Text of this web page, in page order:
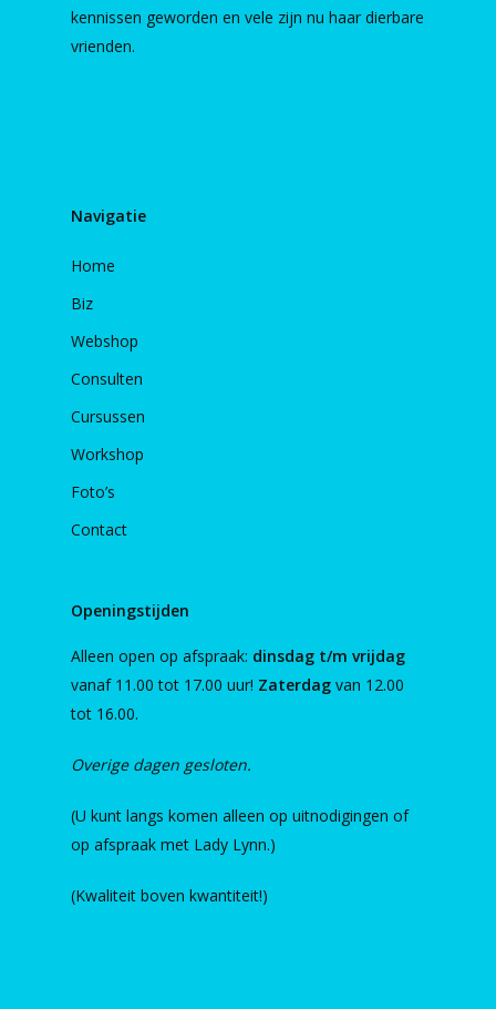
kennissen geworden en vele zijn nu haar dierbare
vrienden.
Navigatie
Home
Biz
Webshop
Consulten
Cursussen
Workshop
Foto’s
Contact
Openingstijden
Alleen open op afspraak: dinsdag t/m vrijdag
vanaf 11.00 tot 17.00 uur! Zaterdag van 12.00
tot 16.00.
Overige dagen gesloten.
(U kunt langs komen alleen op uitnodigingen of
op afspraak met Lady Lynn.)
(Kwaliteit boven kwantiteit!)